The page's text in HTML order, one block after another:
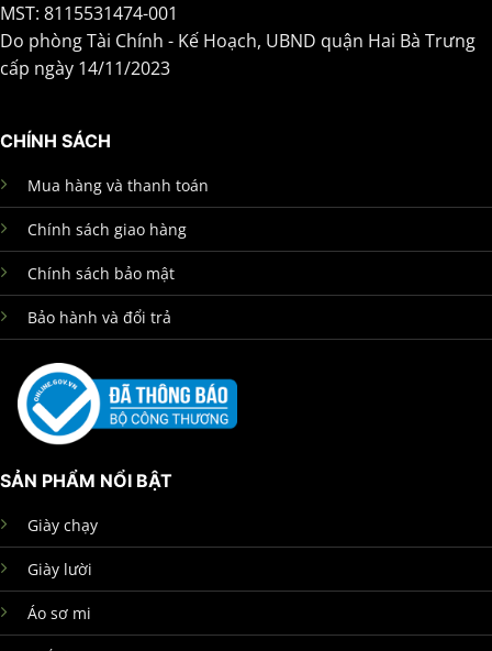
MST: 8115531474-001
Do phòng Tài Chính - Kế Hoạch, UBND quận Hai Bà Trưng
cấp ngày 14/11/2023
CHÍNH SÁCH
Mua hàng và thanh toán
Chính sách giao hàng
Chính sách bảo mật
Bảo hành và đổi trả
SẢN PHẨM NỔI BẬT
Giày chạy
Giày lười
Áo sơ mi